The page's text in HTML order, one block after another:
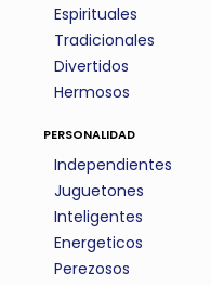
Espirituales
Tradicionales
Divertidos
Hermosos
personalidad
Independientes
Juguetones
Inteligentes
Energeticos
Perezosos